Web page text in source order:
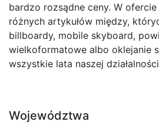
bardzo rozsądne ceny. W
różnych artykułów między,
billboardy, mobile skyboard,
wielkoformatowe albo oklejanie
wszystkie lata naszej
Województwa